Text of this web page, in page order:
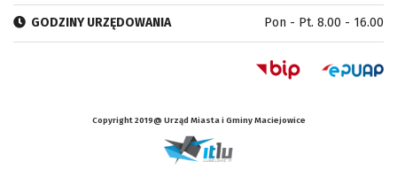
GODZINY URZĘDOWANIA Pon - Pt. 8.00 - 16.00
Copyright 2019@ Urząd Miasta i Gminy Maciejowice